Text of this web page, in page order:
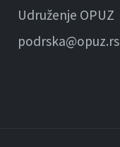
Udruženje OPUZ
podrska@opuz.rs